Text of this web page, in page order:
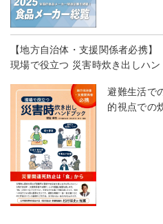
【地方自治体・支援関係者必携】
現場で役立つ 災害時炊き出しハン
避難生活で
的視点での